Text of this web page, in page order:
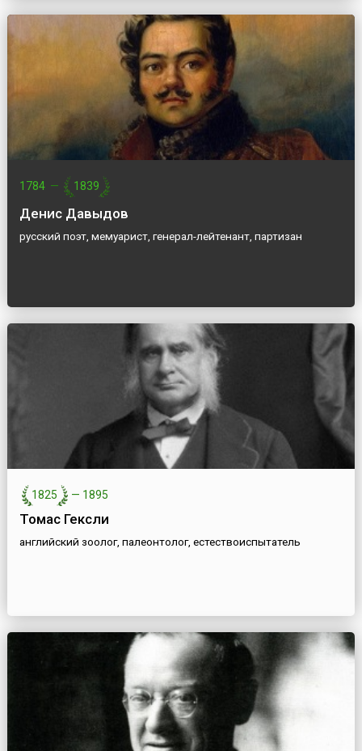
1784 — 1839
Денис Давыдов
русский поэт, мемуарист, генерал-лейтенант, партизан
1825 — 1895
Томас Гексли
английский зоолог, палеонтолог, естествоиспытатель